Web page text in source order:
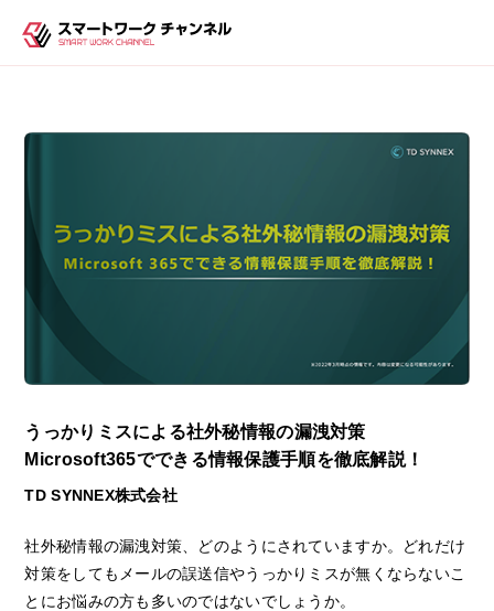
うっかりミスによる社外秘情報の漏洩対策
Microsoft365でできる情報保護手順を徹底解説！
TD SYNNEX株式会社
社外秘情報の漏洩対策、どのようにされていますか。どれだけ
対策をしてもメールの誤送信やうっかりミスが無くならないこ
とにお悩みの方も多いのではないでしょうか。